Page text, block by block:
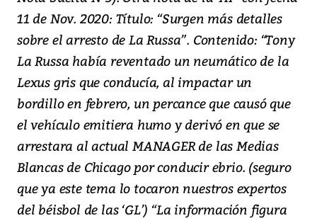
11 de Nov. 2020: Título: “Surgen más detalles
sobre el arresto de La Russa”. Contenido: “Tony
La Russa había reventado un neumático de la
Lexus gris que conducía, al impactar un
bordillo en febrero, un percance que causó que
el vehículo emitiera humo y derivó en que se
arrestara al actual MANAGER de las Medias
Blancas de Chicago por conducir ebrio. (seguro
que ya este tema lo tocaron nuestros expertos
del béisbol de las ‘GL’) “La información figura